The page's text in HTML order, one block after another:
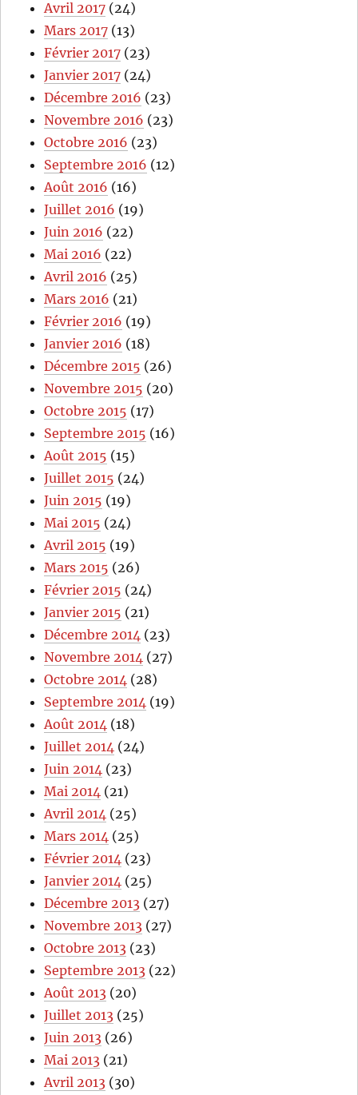
Avril 2017 (24)
Mars 2017 (13)
Février 2017 (23)
Janvier 2017 (24)
Décembre 2016 (23)
Novembre 2016 (23)
Octobre 2016 (23)
Septembre 2016 (12)
Août 2016 (16)
Juillet 2016 (19)
Juin 2016 (22)
Mai 2016 (22)
Avril 2016 (25)
Mars 2016 (21)
Février 2016 (19)
Janvier 2016 (18)
Décembre 2015 (26)
Novembre 2015 (20)
Octobre 2015 (17)
Septembre 2015 (16)
Août 2015 (15)
Juillet 2015 (24)
Juin 2015 (19)
Mai 2015 (24)
Avril 2015 (19)
Mars 2015 (26)
Février 2015 (24)
Janvier 2015 (21)
Décembre 2014 (23)
Novembre 2014 (27)
Octobre 2014 (28)
Septembre 2014 (19)
Août 2014 (18)
Juillet 2014 (24)
Juin 2014 (23)
Mai 2014 (21)
Avril 2014 (25)
Mars 2014 (25)
Février 2014 (23)
Janvier 2014 (25)
Décembre 2013 (27)
Novembre 2013 (27)
Octobre 2013 (23)
Septembre 2013 (22)
Août 2013 (20)
Juillet 2013 (25)
Juin 2013 (26)
Mai 2013 (21)
Avril 2013 (30)